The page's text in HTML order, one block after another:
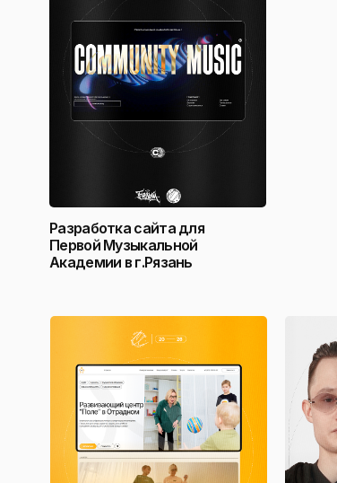
Разработка сайта для
Первой Музыкальной
Академии в г.Рязань